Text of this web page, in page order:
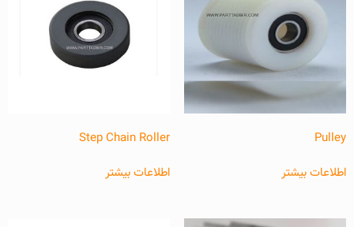
Pulley
اطلاعات بیشتر
Step Chain Roller
اطلاعات بیشتر